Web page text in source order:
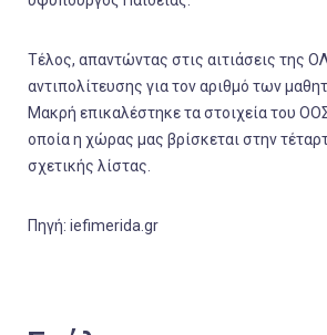
Τέλος, απαντώντας στις αιτιάσεις της
αντιπολίτευσης για τον αριθμό των
Μακρή επικαλέστηκε τα στοιχεία του
οποία η χώρας μας βρίσκεται στην
σχετικής λίστας.
Πηγή: iefimerida.gr